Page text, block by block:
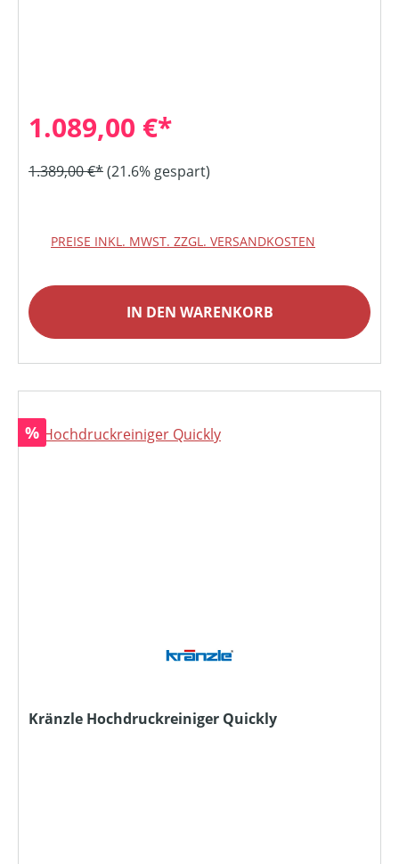
1.089,00 €*
1.389,00 €*(21.6% gespart)
PREISE INKL. MWST. ZZGL. VERSANDKOSTEN
IN DEN WARENKORB
Rabatt
%
Kränzle Hochdruckreiniger Quickly